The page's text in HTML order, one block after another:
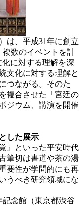
は、平成31年に創立
複数のイベントを計
に対する理解を深
文化に対する理解と
つながる。そのた
複合させた「宮廷の
ジウム、講演を開催
した展示
』といった平安時代
筆切は書道や茶の湯
要性が学問的にも再
うべき研究領域にな
念館（東京都渋谷